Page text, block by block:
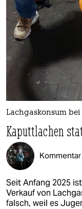
Lachgaskonsum
Kaputtlachen
Seit Anfang 2025
Verkauf von
falsch, weil es